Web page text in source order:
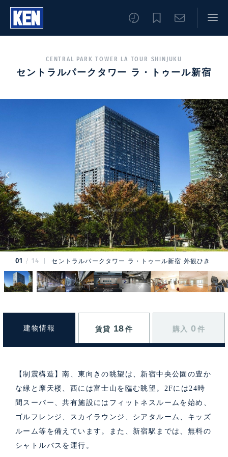
CENTRAL PARK TOWER LA TOUR SHINJUKU
セントラルパークタワー ラ・トゥール新宿
01 14 セントラルパークタワー ラ・トゥール新宿 外観ひき
建物情報 賃貸 18 件 購入 0 件
【制震構造】南、東向きの眺望は、新宿中央公園の豊か
な緑と摩天楼、西には富士山を臨む眺望。2Fには24時
間スーパー、共有施設にはフィットネスルームを始め、
ゴルフレンジ、スカイラウンジ、シアタルーム、キッズ
ルーム等を備えています。また、新宿駅までは、無料の
シャトルバスを運行。